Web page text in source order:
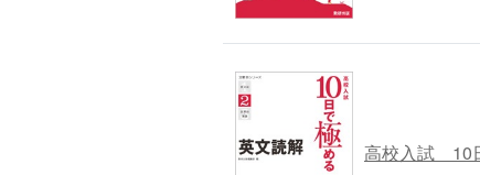
高校入試 10